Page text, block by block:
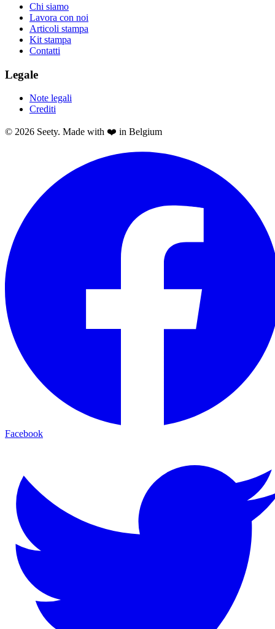
Chi siamo
Lavora con noi
Articoli stampa
Kit stampa
Contatti
Legale
Note legali
Crediti
© 2026 Seety. Made with ❤️ in Belgium
Facebook